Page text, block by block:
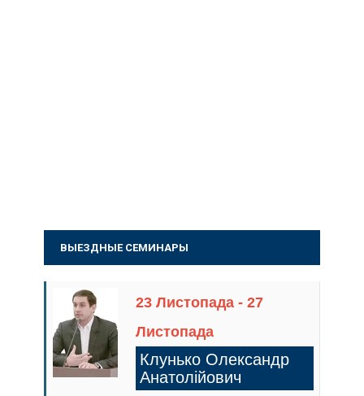
ВЫЕЗДНЫЕ СЕМИНАРЫ
23 Листопада - 27
Листопада
Клунько Олександр
Анатолійович